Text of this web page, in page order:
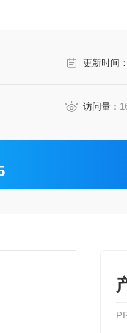
更新时间：
访问量：